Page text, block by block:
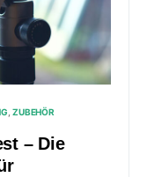
ZUBEHÖR
– Die